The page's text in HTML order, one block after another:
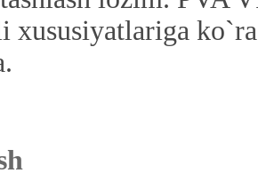
xususiyatlariga